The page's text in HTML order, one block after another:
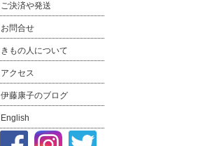
ご決済や発送
お問合せ
きもの人について
アクセス
伊藤康子のブログ
English